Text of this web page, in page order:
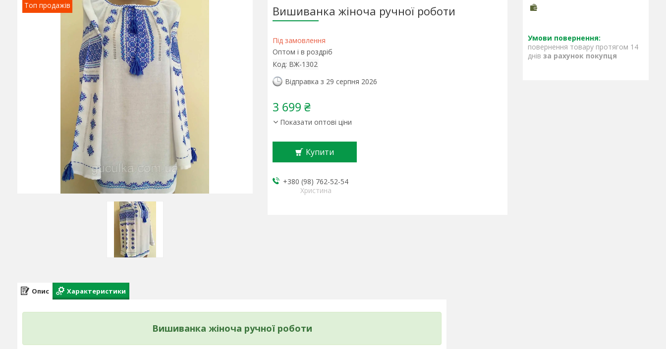
Топ продажів Вишиванка жіноча ручної роботи
Під замовлення
Оптом і в роздріб
Код: ВЖ-1302
Відправка з 29 серпня 2026
3 699 ₴
Показати оптові ціни
Купити
+380 (98) 762-52-54
Христина
повернення товару протягом 14
днів за рахунок покупця
Опис Характеристики
Вишиванка жіноча ручної роботи